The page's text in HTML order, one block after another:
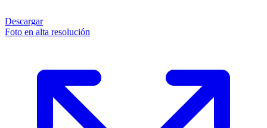
Descargar
Foto en alta resolución